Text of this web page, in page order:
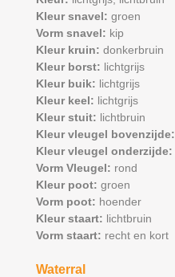
Kleur snavel: groen
Vorm snavel: kip
Kleur kruin: donkerbruin
Kleur borst: lichtgrijs
Kleur buik: lichtgrijs
Kleur keel: lichtgrijs
Kleur stuit: lichtbruin
Kleur vleugel bovenzijde:
Kleur vleugel onderzijde:
Vorm Vleugel: rond
Kleur poot: groen
Vorm poot: hoender
Kleur staart: lichtbruin
Vorm staart: recht en kort
Waterral